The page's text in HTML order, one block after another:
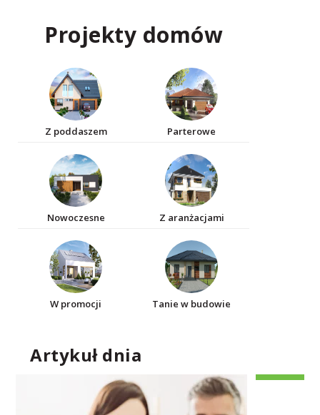
Projekty domów
Z poddaszem Parterowe
Nowoczesne Z aranżacjami
W promocji Tanie w budowie
Artykuł dnia